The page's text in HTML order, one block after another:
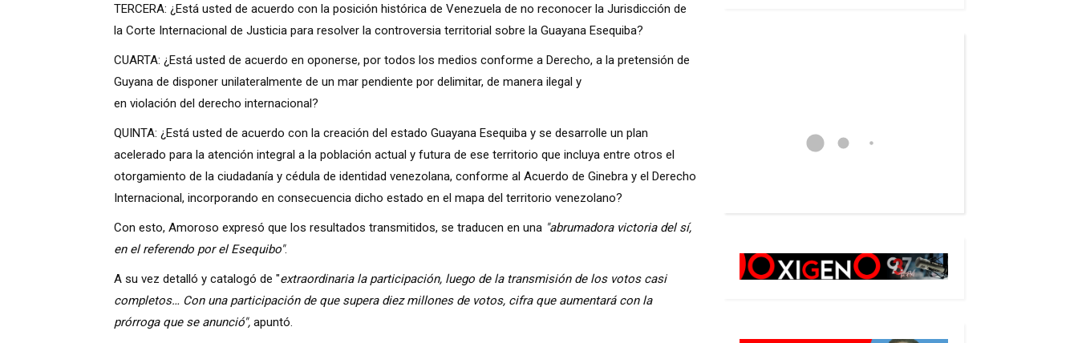
TERCERA: ¿Está usted de acuerdo con la posición histórica de Venezuela de no reconocer la Jurisdicción de
la Corte Internacional de Justicia para resolver la controversia territorial sobre la Guayana Esequiba?
CUARTA: ¿Está usted de acuerdo en oponerse, por todos los medios conforme a Derecho, a la pretensión de
Guyana de disponer unilateralmente de un mar pendiente por delimitar, de manera ilegal y
en violación del derecho internacional?
QUINTA: ¿Está usted de acuerdo con la creación del estado Guayana Esequiba y se desarrolle un plan
acelerado para la atención integral a la población actual y futura de ese territorio que incluya entre otros el
otorgamiento de la ciudadanía y cédula de identidad venezolana, conforme al Acuerdo de Ginebra y el Derecho
Internacional, incorporando en consecuencia dicho estado en el mapa del territorio venezolano?
Con esto, Amoroso expresó que los resultados transmitidos, se traducen en una "abrumadora victoria del sí,
en el referendo por el Esequibo".
A su vez detalló y catalogó de "extraordinaria la participación, luego de la transmisión de los votos casi
completos… Con una participación de que supera diez millones de votos, cifra que aumentará con la
prórroga que se anunció", apuntó.